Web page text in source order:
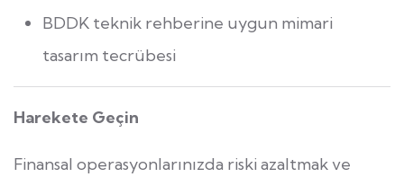
BDDK teknik rehberine uygun mimari
tasarım tecrübesi
Harekete Geçin
Finansal operasyonlarınızda riski azaltmak ve